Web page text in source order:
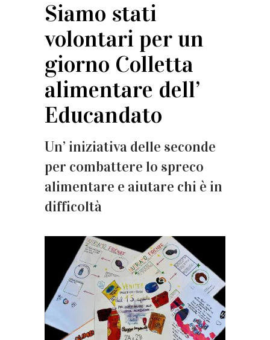
Siamo stati
volontari per un
giorno Colletta
alimentare dell’
Educandato
Un’ iniziativa delle seconde
per combattere lo spreco
alimentare e aiutare chi è in
difficoltà